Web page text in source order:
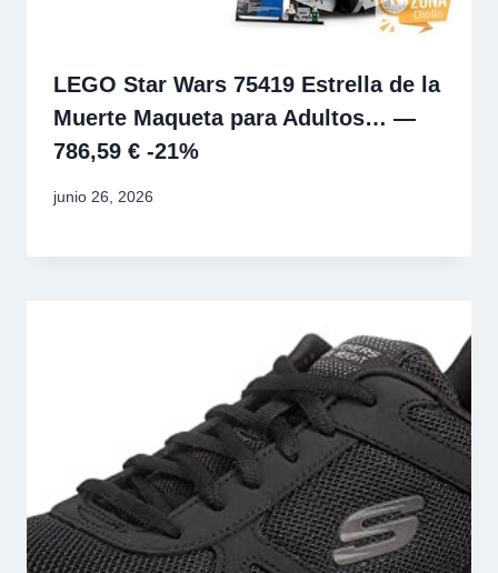
LEGO Star Wars 75419 Estrella de la
Muerte Maqueta para Adultos… —
786,59 € -21%
junio 26, 2026